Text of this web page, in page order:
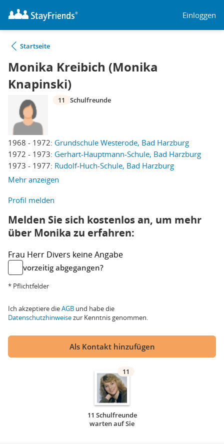
Einloggen
Startseite
Monika Kreibich (Monika
Knapinski)
1968 - 1972: Grundschule Westerode, Bad Harzburg
1972 - 1973: Gerhart-Hauptmann-Schule, Bad Harzburg
1973 - 1977: Rudolf-Huch-Schule, Bad Harzburg
Mehr anzeigen
11 Schulfreunde
Profil melden
Melden Sie sich kostenlos an, um mehr
über Monika zu erfahren:
Frau Herr Divers keine Angabe
vorzeitig abgegangen?
* Pflichtfelder
Ich akzeptiere dieAGB und habe die
Datenschutzhinweisezur Kenntnis genommen.
Als Kontakt hinzufügen
11
11 Schulfreunde
warten auf Sie